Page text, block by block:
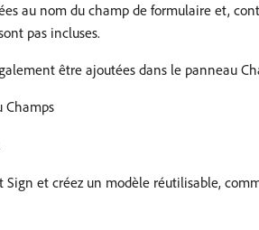
au nom du champ de formulaire et,
pas incluses.
être ajoutées dans le panneau
Sign et créez un modèle réutilisable,